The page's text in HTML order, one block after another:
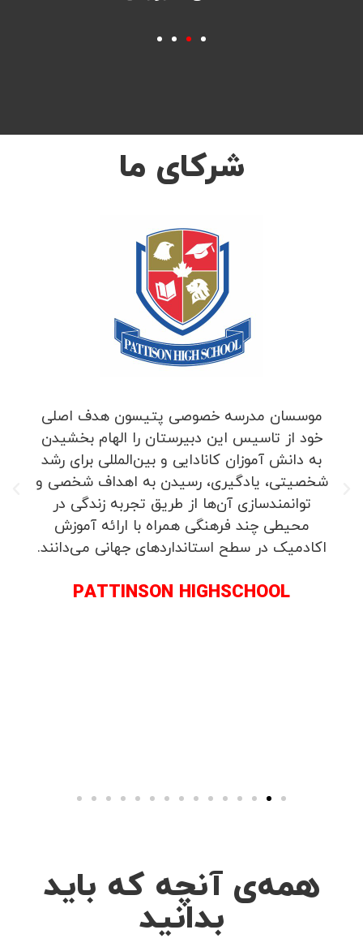
شرکای ما
موسسان مدرسه خصوصی پتیسون هدف اصلی
خود از تاسیس این دبیرستان را الهام بخشیدن
به دانش آموزان کانادایی و بین‌المللی برای رشد
شخصیتی، یادگیری، رسیدن به اهداف شخصی و
توانمندسازی آن‌ها از طریق تجربه زندگی در
محیطی چند فرهنگی همراه با ارائه آموزش
اکادمیک در سطح استانداردهای جهانی می‌دانند.
PATTINSON HIGHSCHOOL
همه‌ی آنچه که باید
بدانید